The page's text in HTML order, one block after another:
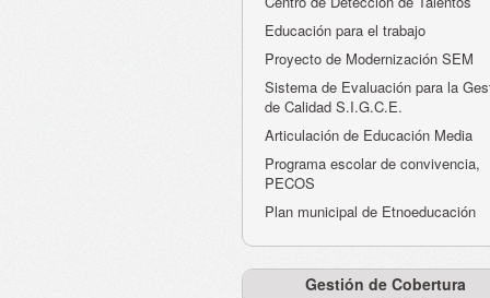
Educación para el trabajo
Proyecto de Modernización SEM
Sistema de Evaluación para la
de Calidad S.I.G.C.E.
Articulación de Educación Media
Programa escolar de convivencia,
PECOS
Plan municipal de Etnoeducación
Gestión de Cobertura